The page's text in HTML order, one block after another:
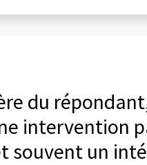
du
intervention
souvent un